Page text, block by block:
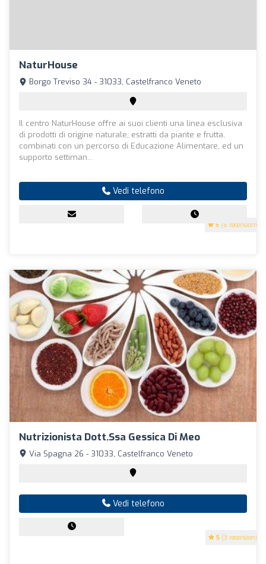
NaturHouse
5 (6 recensioni)
Borgo Treviso 34 - 31033, Castelfranco Veneto
Il centro NaturHouse offre ai suoi clienti una linea esclusiva
di prodotti di origine naturale, estratti da piante e frutta,
combinati con un percorso di Educazione Alimentare, ed un
supporto settiman...
Vedi telefono
Nutrizionista Dott.ssa Gessica Di Meo
5 (3 recensioni)
Via Spagna 26 - 31033, Castelfranco Veneto
Vedi telefono